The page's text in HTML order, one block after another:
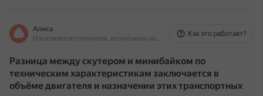
Алиса
На основе источников, возможны неточности
Как это работает?
Разница между скутером и минибайком по
техническим характеристикам заключается в
объёме двигателя и назначении этих транспортных